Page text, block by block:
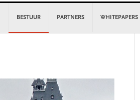
BESTUUR PARTNERS WHITEPAPERS